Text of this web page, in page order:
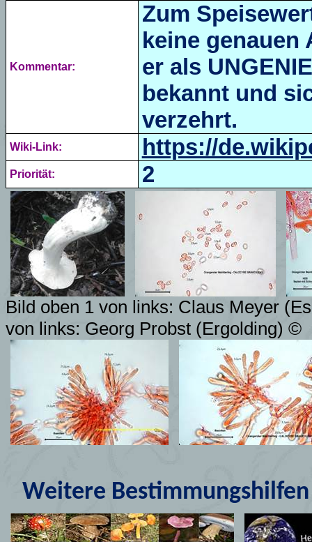
Kommentar:
Zum
keine genauen
er als
bekannt und
verzehrt.
Wiki-Link: https://
Priorität: 2
Bild oben 1 von links: Claus Meyer
von links: Georg Probst (Ergolding) ©
Weitere